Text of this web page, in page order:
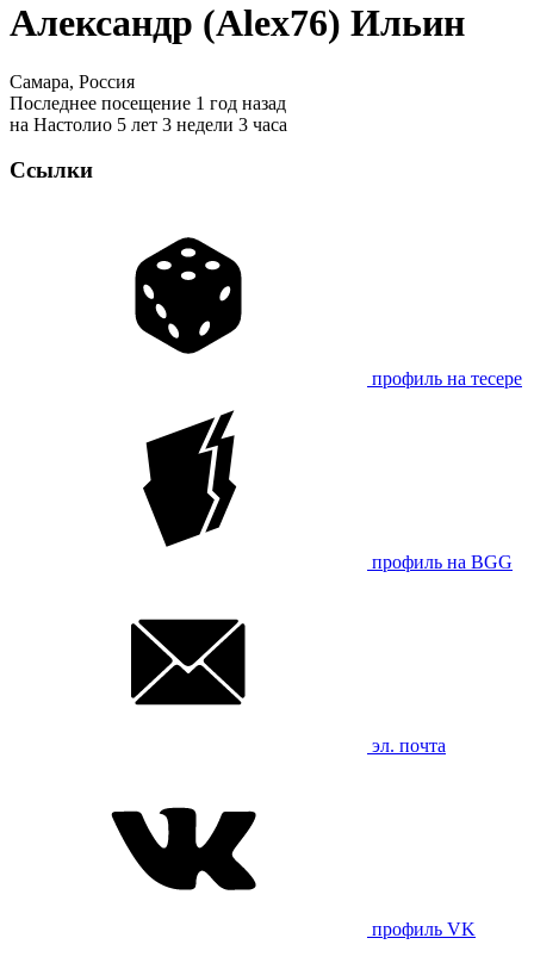
Александр (Alex76) Ильин
Самара, Россия
Последнее посещение 1 год назад
на Настолио 5 лет 3 недели 3 часа
Ссылки
профиль на тесере
профиль на BGG
эл. почта
профиль VK